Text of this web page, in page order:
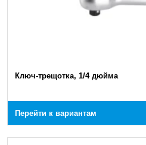
Ключ-трещотка, 1/4 дюйма
Перейти к вариантам